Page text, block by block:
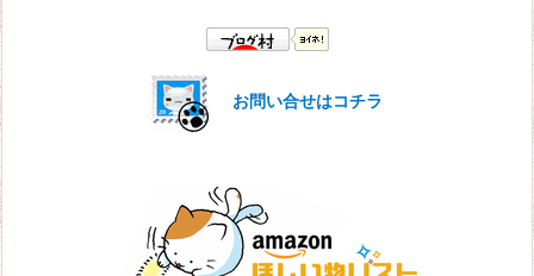
お問い合せはコチラ